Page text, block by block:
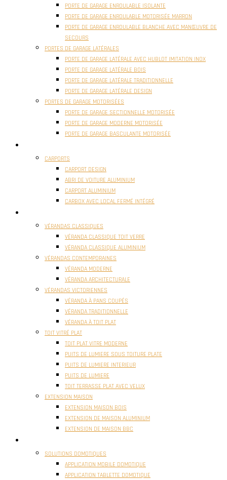
PORTE DE GARAGE ENROULABLE ISOLANTE
PORTE DE GARAGE ENROULABLE MOTORISÉE MARRON
PORTE DE GARAGE ENROULABLE BLANCHE AVEC MANŒUVRE DE
SECOURS
PORTES DE GARAGE LATÉRALES
PORTE DE GARAGE LATÉRALE AVEC HUBLOT IMITATION INOX
PORTE DE GARAGE LATÉRALE BOIS
PORTE DE GARAGE LATÉRALE TRADITIONNELLE
PORTE DE GARAGE LATÉRALE DESIGN
PORTES DE GARAGE MOTORISÉES
PORTE DE GARAGE SECTIONNELLE MOTORISÉE
PORTE DE GARAGE MODERNE MOTORISÉE
PORTE DE GARAGE BASCULANTE MOTORISÉE
CARPORTS
CARPORT DESIGN
ABRI DE VOITURE ALUMINIUM
CARPORT ALUMINIUM
CARBOX AVEC LOCAL FERMÉ INTÉGRÉ
VÉRANDAS CLASSIQUES
VÉRANDA CLASSIQUE TOIT VERRE
VÉRANDA CLASSIQUE ALUMINIUM
VÉRANDAS CONTEMPORAINES
VÉRANDA MODERNE
VÉRANDA ARCHITECTURALE
VÉRANDAS VICTORIENNES
VÉRANDA À PANS COUPÉS
VÉRANDA TRADITIONNELLE
VÉRANDA À TOIT PLAT
TOIT VITRÉ PLAT
TOIT PLAT VITRE MODERNE
PUITS DE LUMIERE SOUS TOITURE PLATE
PUITS DE LUMIERE INTERIEUR
PUITS DE LUMIERE
TOIT TERRASSE PLAT AVEC VELUX
EXTENSION MAISON
EXTENSION MAISON BOIS
EXTENSION DE MAISON ALUMINIUM
EXTENSION DE MAISON BBC
SOLUTIONS DOMOTIQUES
APPLICATION MOBILE DOMOTIQUE
APPLICATION TABLETTE DOMOTIQUE